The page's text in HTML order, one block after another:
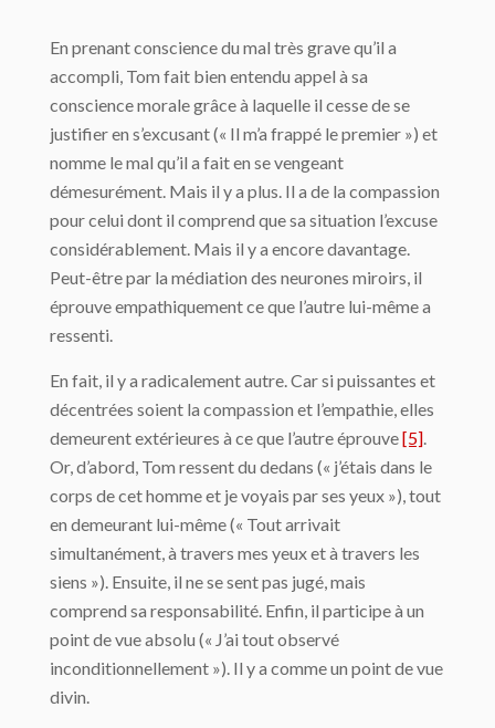
En prenant conscience du mal très grave qu’il a
accompli, Tom fait bien entendu appel à sa
conscience morale grâce à laquelle il cesse de se
justifier en s’excusant (« Il m’a frappé le premier ») et
nomme le mal qu’il a fait en se vengeant
démesurément. Mais il y a plus. Il a de la compassion
pour celui dont il comprend que sa situation l’excuse
considérablement. Mais il y a encore davantage.
Peut-être par la médiation des neurones miroirs, il
éprouve empathiquement ce que l’autre lui-même a
ressenti.
En fait, il y a radicalement autre. Car si puissantes et
décentrées soient la compassion et l’empathie, elles
demeurent extérieures à ce que l’autre éprouve[5].
Or, d’abord, Tom ressent du dedans (« j’étais dans le
corps de cet homme et je voyais par ses yeux »), tout
en demeurant lui-même (« Tout arrivait
simultanément, à travers mes yeux et à travers les
siens »). Ensuite, il ne se sent pas jugé, mais
comprend sa responsabilité. Enfin, il participe à un
point de vue absolu (« J’ai tout observé
inconditionnellement »). Il y a comme un point de vue
divin.